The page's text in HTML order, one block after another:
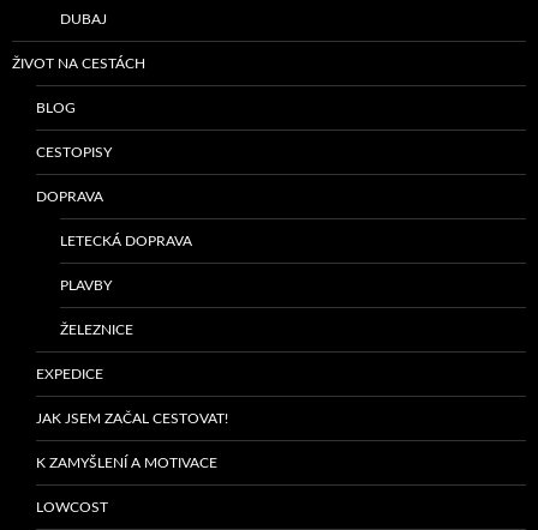
DUBAJ
ŽIVOT NA CESTÁCH
BLOG
CESTOPISY
DOPRAVA
LETECKÁ DOPRAVA
PLAVBY
ŽELEZNICE
EXPEDICE
JAK JSEM ZAČAL CESTOVAT!
K ZAMYŠLENÍ A MOTIVACE
LOWCOST